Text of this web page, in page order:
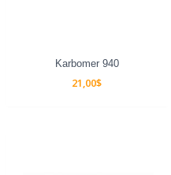
Karbomer 940
21,00$